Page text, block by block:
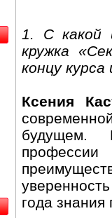
1. С какой
кружка
концу
Ксения
будущем.
года знания